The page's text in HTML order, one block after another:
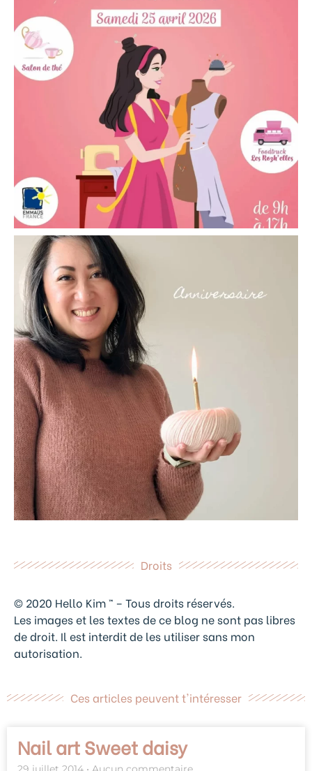
Droits
© 2020 Hello Kim ™ – Tous droits réservés.
Les images et les textes de ce blog ne sont pas libres
de droit. Il est interdit de les utiliser sans mon
autorisation.
Ces articles peuvent t'intéresser
Nail art Sweet daisy